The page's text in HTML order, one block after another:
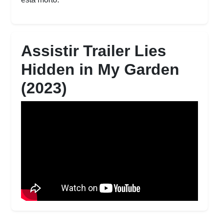
Assistir Trailer Lies
Hidden in My Garden
(2023)